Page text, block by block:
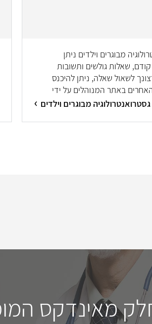
מבוגרים וילדים ניתן
שאלות גולשים ותשובות
לשאול שאלה, ניתן להיכנס
האחרים באתר המנוהלים על ידי
מבוגרים וילדים
מאינדקס